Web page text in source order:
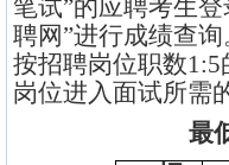
笔试”的应聘考生
聘网”进行成绩查
按招聘岗位职数
岗位进入面试所需
最